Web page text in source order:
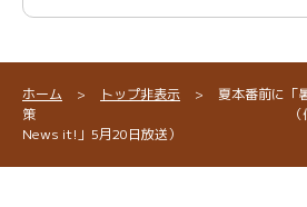
ホーム > トップ非表示 >
夏本番前に「
策 （仙台放送
News it!」5月20日放送）